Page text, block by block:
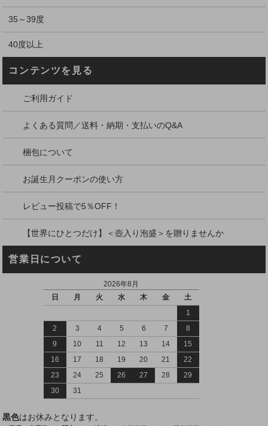
35～39度
40度以上
コンテンツを見る
ご利用ガイド
よくある質問／送料・納期・支払いのQ&A
梱包について
お誕生月クーポンの使い方
レビュー投稿で5％OFF！
【世界にひとつだけ】＜壺入り泡盛＞を贈りませんか
営業日について
2026年8月
日
月 火 水 木 金
土
1
2
3 4 5 6 7
8
9
10 11 12 13 14
15
16
17 18 19 20 21
22
23
24 25 26 27 28
29
30
31
黒色はお休みとなります。